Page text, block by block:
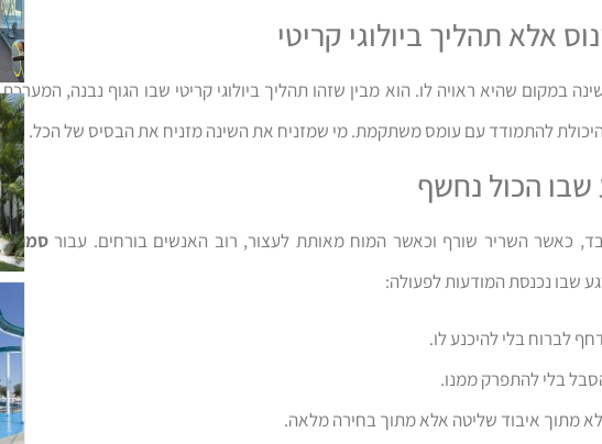
אלא תהליך ביולוגי קריטי
במקום שהיא ראויה לו. הוא מבין שזהו תהליך ביולוגי קריטי שבו הגוף נבנה, המערכת
להתמודד עם עומס משתקמת. מי שמזניח את השינה מזניח את הבסיס של הכל.
שבו הכול נחשף
כאשר השריר שורף וכאשר המוח מאותת לעצור, רוב האנשים בורחים. עבורסמואל
שבו נכנסת המודעות לפעולה:
לברוח בלי להיכנע לו.
בלי להתפרק ממנו.
מתוך איבוד שליטה אלא מתוך בחירה מלאה.